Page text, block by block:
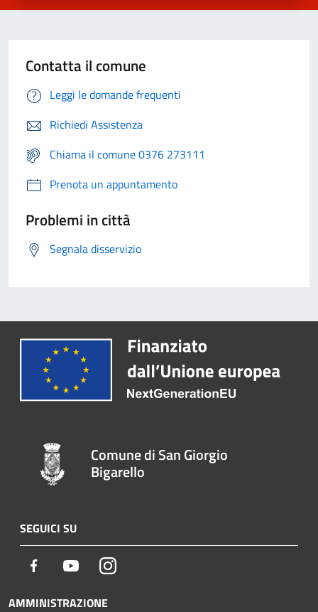
Contatta il comune
Leggi le domande frequenti
Richiedi Assistenza
Chiama il comune 0376 273111
Prenota un appuntamento
Problemi in città
Segnala disservizio
Comune di San Giorgio
Bigarello
SEGUICI SU
Facebook YoutubeInstagram
AMMINISTRAZIONE